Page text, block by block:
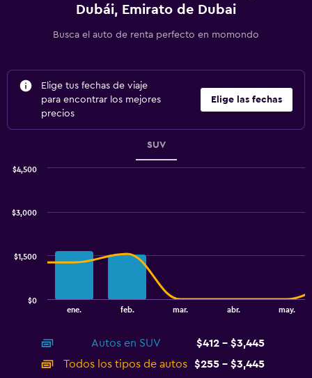
Dubái, Emirato de Dubai
Busca el auto de renta perfecto en momondo
Elige tus fechas de viaje
para encontrar los mejores
precios
Elige las fechas
SUV
displaying
categories.
Range:
ene. feb. mar. abr. may.
$0
$1,500
$3,000
$4,500
Autos en SUV
$412 - $3,445
Todos los tipos de autos
$255 - $3,445